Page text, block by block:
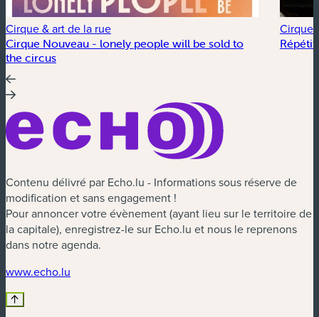
Cirque & art de la rue
Cirque Nouveau - lonely people will be sold to
the circus
Cirque
Contenu délivré par Echo.lu - Informations sous réserve de
modification et sans engagement !
Pour annoncer votre évènement (ayant lieu sur le territoire de
la capitale), enregistrez-le sur Echo.lu et nous le reprenons
dans notre agenda.
www.echo.lu